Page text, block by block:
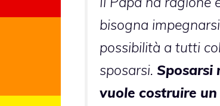
bisogna
possibilità a tutti
sposarsi. Sposarsi
vuole costruire